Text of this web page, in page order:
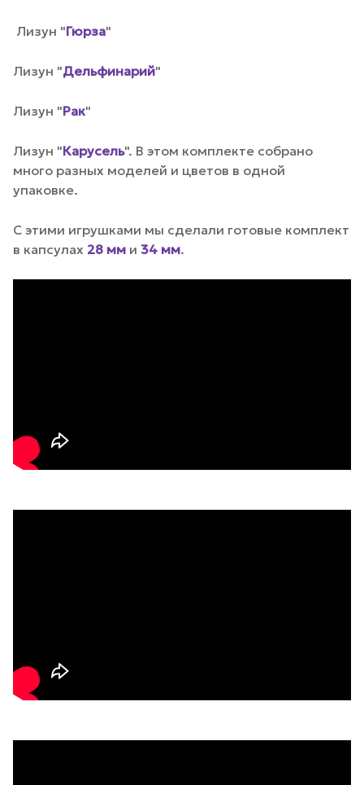
Лизун "Гюрза"
Лизун "Дельфинарий"
Лизун "Рак"
Лизун "Карусель". В этом комплекте собрано
много разных моделей и цветов в одной
упаковке.
С этими игрушками мы сделали готовые комплект
в капсулах 28 мм и 34 мм.